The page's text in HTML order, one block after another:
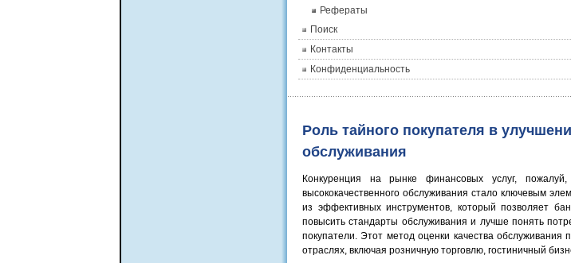
Рефераты
Поиск
Контакты
Конфиденциальность
Роль тайного покупателя в
обслуживания
Конкуренция на рынке финансовых услуг,
высококачественного обслуживания стало ключевым
из эффективных инструментов, который позволяет
повысить стандарты обслуживания и лучше понять
покупатели. Этот метод оценки качества
отраслях, включая розничную торговлю, гостиничный